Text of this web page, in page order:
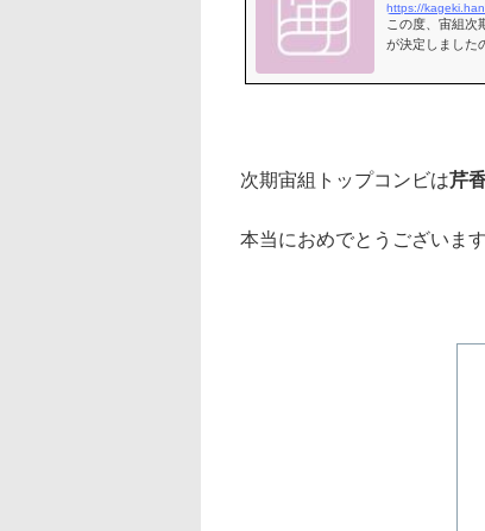
https://
この度、宙組次
が決定しました
次期宙組トップコンビは芹
本当におめでとうございま